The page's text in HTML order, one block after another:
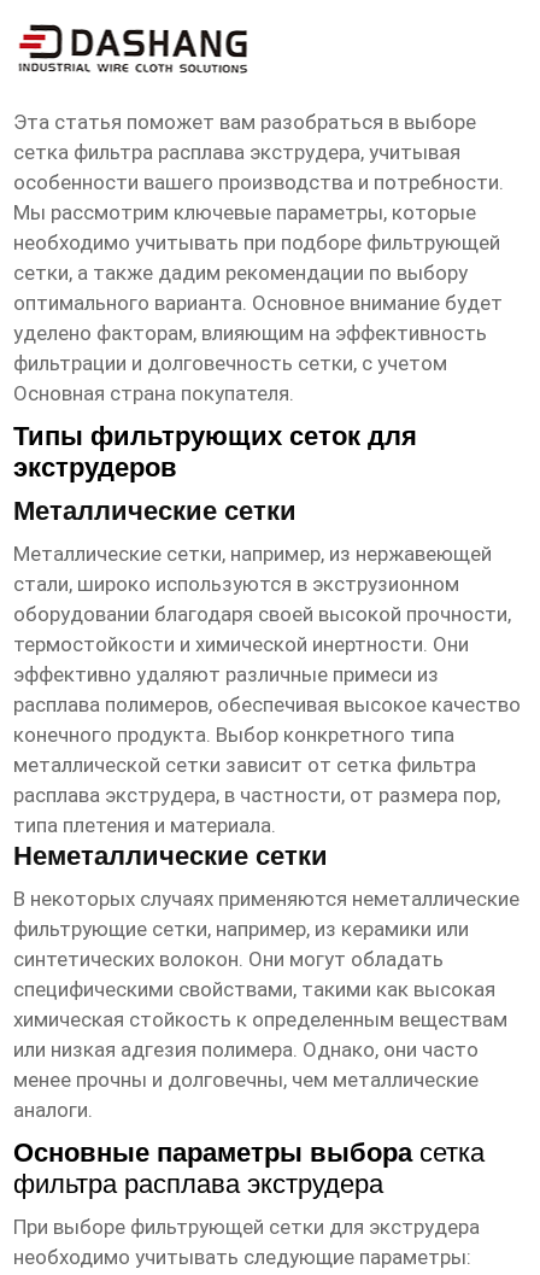
сетка фильтра расплава экструдера
Основная страна покупателя
Эта статья поможет вам разобраться в выборе
сетка фильтра расплава экструдера, учитывая
особенности вашего производства и потребности.
Мы рассмотрим ключевые параметры, которые
необходимо учитывать при подборе фильтрующей
сетки, а также дадим рекомендации по выбору
оптимального варианта. Основное внимание будет
уделено факторам, влияющим на эффективность
фильтрации и долговечность сетки, с учетом
Основная страна покупателя.
Типы фильтрующих сеток для
экструдеров
Металлические сетки
Металлические сетки, например, из нержавеющей
стали, широко используются в экструзионном
оборудовании благодаря своей высокой прочности,
термостойкости и химической инертности. Они
эффективно удаляют различные примеси из
расплава полимеров, обеспечивая высокое качество
конечного продукта. Выбор конкретного типа
металлической сетки зависит от сетка фильтра
расплава экструдера, в частности, от размера пор,
типа плетения и материала.
Неметаллические сетки
В некоторых случаях применяются неметаллические
фильтрующие сетки, например, из керамики или
синтетических волокон. Они могут обладать
специфическими свойствами, такими как высокая
химическая стойкость к определенным веществам
или низкая адгезия полимера. Однако, они часто
менее прочны и долговечны, чем металлические
аналоги.
Основные параметры выбора сетка
фильтра расплава экструдера
При выборе фильтрующей сетки для экструдера
необходимо учитывать следующие параметры: